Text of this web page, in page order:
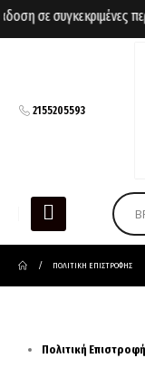
σε συγκεκριμένες
2155205593
ΠΟΛΙΤΙΚΉ ΕΠΙΣΤΡΟΦΉΣ
Πολιτική